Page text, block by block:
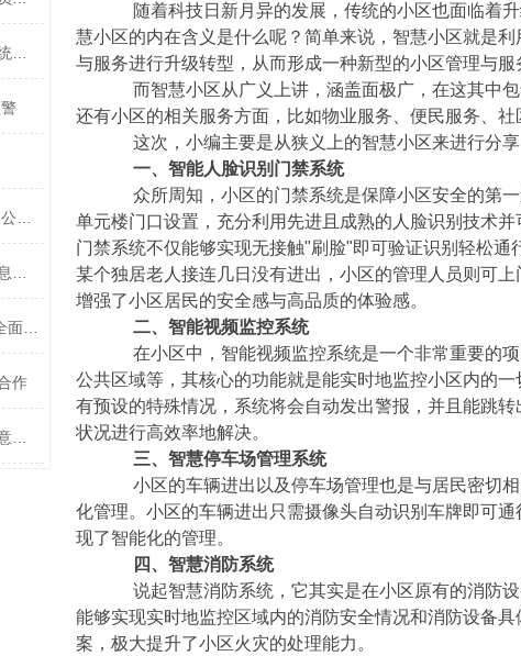
作
随着科技日新月异的发展，传统的小区也面临着升
慧小区的内在含义是什么呢？简单来说，智慧小区就是
与服务进行升级转型，从而形成一种新型的小区管理与服
而智慧小区从广义上讲，涵盖面极广，在这其中包
还有小区的相关服务方面，比如物业服务、便民服务、
这次，小编主要是从狭义上的智慧小区来进行分享
一、智能人脸识别门禁系统
众所周知，小区的门禁系统是保障小区安全的第一
单元楼门口设置，充分利用先进且成熟的人脸识别技术
门禁系统不仅能够实现无接触"刷脸"即可验证识别轻松
某个独居老人接连几日没有进出，小区的管理人员则可
增强了小区居民的安全感与高品质的体验感。
二、智能视频监控系统
在小区中，智能视频监控系统是一个非常重要的项
公共区域等，其核心的功能就是能实时地监控小区内的
有预设的特殊情况，系统将会自动发出警报，并且能跳
状况进行高效率地解决。
三、智慧停车场管理系统
小区的车辆进出以及停车场管理也是与居民密切相
化管理。小区的车辆进出只需摄像头自动识别车牌即可
现了智能化的管理。
四、智慧消防系统
说起智慧消防系统，它其实是在小区原有的消防设
能够实现实时地监控区域内的消防安全情况和消防设备
案，极大提升了小区火灾的处理能力。